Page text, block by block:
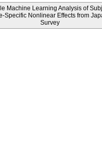
Machine Learning Analysis of
Specific Nonlinear Effects from
Survey